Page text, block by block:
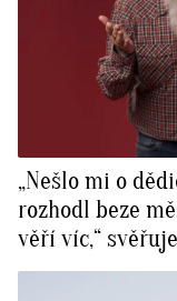
„Nešlo mi o
rozhodl beze
věří víc,“